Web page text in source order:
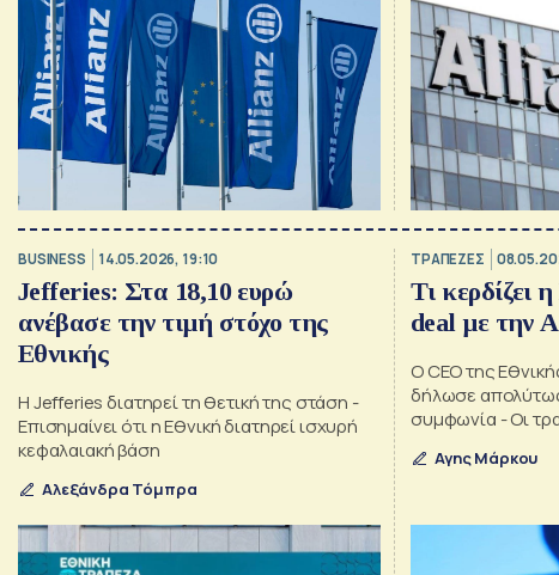
BUSINESS 14.05.2026, 19:10
Jefferies: Στα 18,10 ευρώ
ανέβασε την τιμή στόχο της
Εθνικής
Η Jefferies διατηρεί τη θετική της στάση -
Επισημαίνει ότι η Εθνική διατηρεί ισχυρή
κεφαλαιακή βάση
Αλεξάνδρα Τόμπρα
ΤΡΑΠΕΖΕΣ
Τι κερδίζει
deal με την
Ο CEO της
δήλωσε
συμφωνία - Οι
Αγης Μάρκου